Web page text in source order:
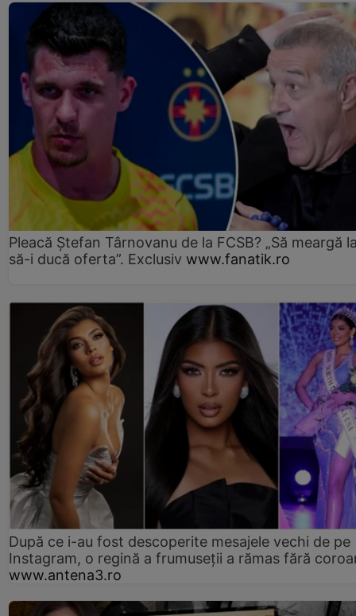
Pleacă Ștefan Târnovanu de la FCSB? „Să meargă
să-i ducă oferta”. Exclusiv www.fanatik.ro
După ce i-au fost descoperite mesajele vechi de pe
Instagram, o regină a frumuseții a rămas fără
www.antena3.ro